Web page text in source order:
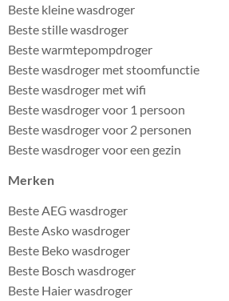
Beste kleine wasdroger
Beste stille wasdroger
Beste warmtepompdroger
Beste wasdroger met stoomfunctie
Beste wasdroger met wifi
Beste wasdroger voor 1 persoon
Beste wasdroger voor 2 personen
Beste wasdroger voor een gezin
Merken
Beste AEG wasdroger
Beste Asko wasdroger
Beste Beko wasdroger
Beste Bosch wasdroger
Beste Haier wasdroger